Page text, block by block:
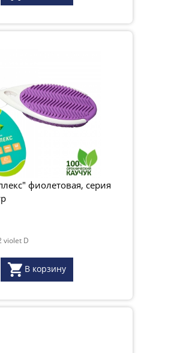
фиолетовая, серия
violet D
В корзину